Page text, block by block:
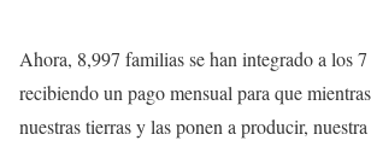
Ahora, 8,997 familias se han integrado a los 7
recibiendo un pago mensual para que
nuestras tierras y las ponen a producir,